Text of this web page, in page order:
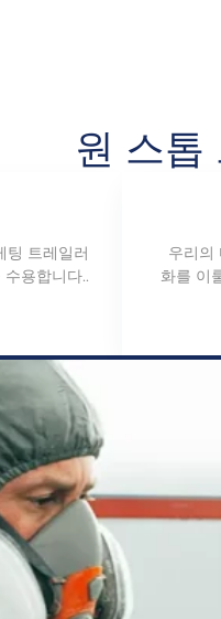
원 스톱
팅 트레일러
용합니다..
우리의
화를 이